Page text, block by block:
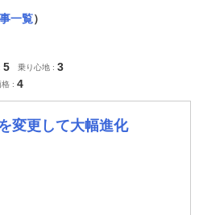
一覧）
5 乗り心地 3
格 4
変更して大幅進化